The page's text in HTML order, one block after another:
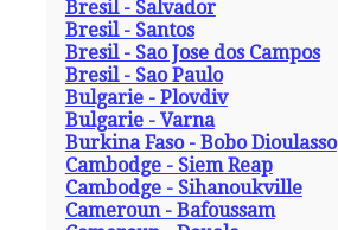
Bresil - Salvador
Bresil - Santos
Bresil - Sao Jose dos Campos
Bresil - Sao Paulo
Bulgarie - Plovdiv
Bulgarie - Varna
Burkina Faso - Bobo Dioulasso
Cambodge - Siem Reap
Cambodge - Sihanoukville
Cameroun - Bafoussam